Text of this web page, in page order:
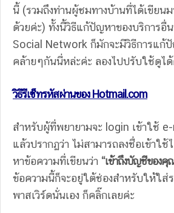
นี้ (รวมถึงท่านผู้ชมทางบ้านที่ได้เขียน
ด้วยค่ะ) ทั้งนี้วิธีแก้ปัญหาของบริการอื่
Social Network ก็มักจะมีวิธีการแก้
คล้ายๆกันนี่หล่ะค่ะ ลองไปปรับใช้ดูไ
วิธีรีเซ็ทรหัสผ่านของHotmail.com
สำหรับผู้ที่พยายามจะ login เข้าใช้
แล้วปรากฏว่า ไม่สามารถลงชื่อเข้าใ
หาข้อความที่เขียนว่า “เข้าถึงบัญชีของ
ข้อความนี้ก็จะอยู่ใต้ช่องสำหรับให้ใส่
พาสเวิร์ดนั่นเอง ก็คลิ๊กเลยค่ะ